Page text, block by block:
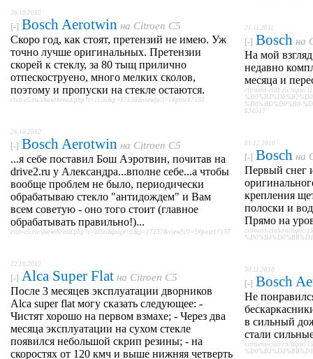
26.10.2012
[-] Bosch Aerotwin на Citroen C5
Скоро год, как стоят, претензий не имею. Уж
точно лучше оригинальных. Претензии
скорей к стеклу, за 80 тыщ прилично
отпескоструено, много мелких сколов,
поэтому и пропуски на стекле остаются.
club-c5.ru/showthread.php?t=1156&p=17130&viewfull=1#post17130
26.10.2012
[-] Bosch Aerotwin на Citroen C5
...я себе поставил Бош Аэротвин, почитав на
drive2.ru у Александра...вполне себе...а чтобы
вообще проблем не было, периодически
обрабатываю стекло "антидождем" и Вам
всем советую - оно того стоит (главное
обрабатывать правильно!)...
club-c5.ru/showthread.php?t=1156&page=2&p=17137&viewfull=1#post17137
22.10.2012
[-] Alca Super Flat на Citroen C5
После 3 месяцев эксплуатации дворников
Alca super flat могу сказать следующее: -
Чистят хорошо на первом взмахе; - Через два
месяца эксплуатации на сухом стекле
появился небольшой скрип резины; - на
скоростях от 120 кмч и выше нижняя четверть
21.11.2011
[-] Bosch на
На мой
недавно
месяца и
citroens-club.ru/topic/
%D0%BD%D0%B0-
634517
01.12.2010
[-] Bosch на
Первый снег
крепления
полоски и
Прямо на
citroens-club.ru/topic/
30.11.2010
[-] Bosch
Не
в сильный
стали
citroens-club.ru/topic/